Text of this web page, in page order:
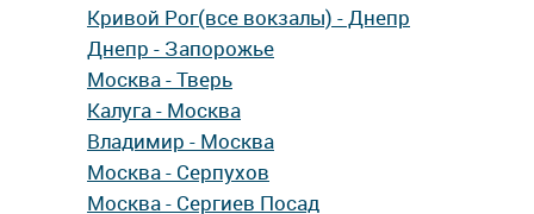
Кривой Рог(все вокзалы) - Днепр
Днепр - Запорожье
Москва - Тверь
Калуга - Москва
Владимир - Москва
Москва - Серпухов
Москва - Сергиев Посад